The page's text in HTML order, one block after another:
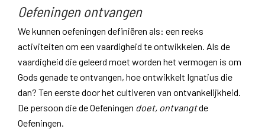
Oefeningen ontvangen
We kunnen oefeningen definiëren als: een reeks
activiteiten om een vaardigheid te ontwikkelen. Als de
vaardigheid die geleerd moet worden het vermogen is om
Gods genade te ontvangen, hoe ontwikkelt Ignatius die
dan? Ten eerste door het cultiveren van ontvankelijkheid.
De persoon die de Oefeningen doet, ontvangtde
Oefeningen.